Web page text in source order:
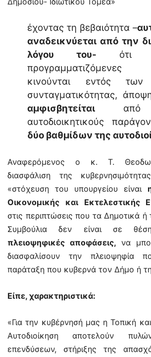
έχοντας τη βεβαιότητα –
αναδεικνύεται από την
λόγου του- ότι
προγραμματιζόμενες
κινούνται εντός
συνταγματικότητας,
αμφισβητείται από
αυτοδιοικητικούς
δύο βαθμίδων της
Αναφερόμενος ο κ. Τ.
διασφάλιση της
«στόχευση του υπουργείου είναι
Οικονομικής και Εκτελεστικής
στις περιπτώσεις που τα Δημοτικά ή
Συμβούλια δεν είναι σε
πλειοψηφικές αποφάσεις, να
διασφαλίσουν την πλειοψηφία
παράταξη που κυβερνά τον Δήμο ή
Είπε, χαρακτηριστικά:
«Για την κυβέρνησή μας η Τοπική
Αυτοδιοίκηση αποτελούν
επενδύσεων, στήριξης της